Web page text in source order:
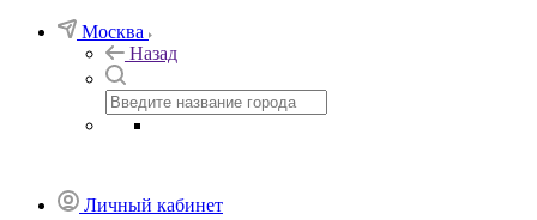
Москва
Назад
Личный кабинет